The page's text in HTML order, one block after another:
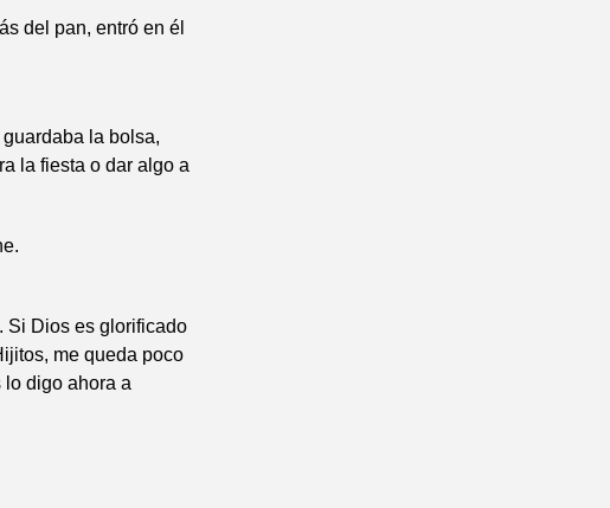
del pan, entró en él
la bolsa,
la fiesta o dar algo a
Si Dios es glorificado
me queda poco
digo ahora a